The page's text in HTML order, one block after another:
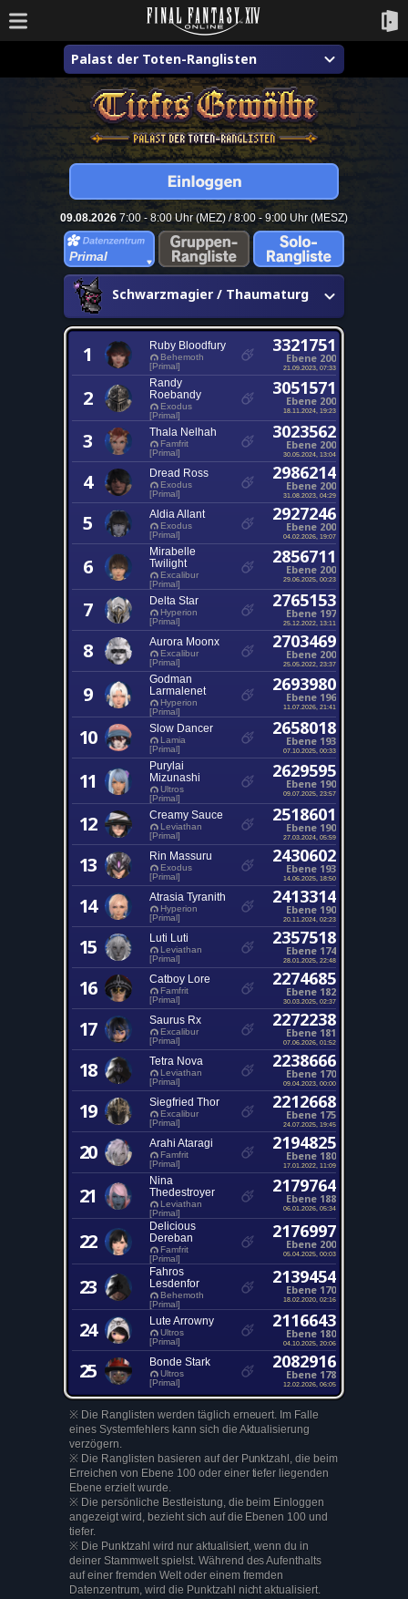
Palast der Toten-Ranglisten
09.08.2026 7:00 - 8:00 Uhr (MEZ) / 8:00 - 9:00 Uhr (MESZ)
Primal
Schwarzmagier / Thaumaturg
1 Ruby Bloodfury
Behemoth
[Primal]
3321751
Ebene 200
21.09.2023, 07:33
2
Randy
Roebandy
Exodus
[Primal]
3051571
Ebene 200
18.11.2024, 19:23
3 Thala Nelhah
Famfrit
[Primal]
3023562
Ebene 200
30.05.2024, 13:04
4 Dread Ross
Exodus
[Primal]
2986214
Ebene 200
31.08.2023, 04:29
5 Aldia Allant
Exodus
[Primal]
2927246
Ebene 200
04.02.2026, 19:07
6
Mirabelle
Twilight
Excalibur
[Primal]
2856711
Ebene 200
29.06.2025, 00:23
7 Delta Star
Hyperion
[Primal]
2765153
Ebene 197
25.12.2022, 13:11
8 Aurora Moonx
Excalibur
[Primal]
2703469
Ebene 200
25.05.2022, 23:37
9
Godman
Larmalenet
Hyperion
[Primal]
2693980
Ebene 196
11.07.2026, 21:41
10 Slow Dancer
Lamia
[Primal]
2658018
Ebene 193
07.10.2025, 00:33
11
Purylai
Mizunashi
Ultros
[Primal]
2629595
Ebene 190
09.07.2025, 23:57
12 Creamy Sauce
Leviathan
[Primal]
2518601
Ebene 190
27.03.2024, 05:59
13 Rin Massuru
Exodus
[Primal]
2430602
Ebene 193
14.06.2025, 18:50
14 Atrasia Tyranith
Hyperion
[Primal]
2413314
Ebene 190
20.11.2024, 02:23
15 Luti Luti
Leviathan
[Primal]
2357518
Ebene 174
28.01.2025, 22:48
16 Catboy Lore
Famfrit
[Primal]
2274685
Ebene 182
30.03.2025, 02:37
17 Saurus Rx
Excalibur
[Primal]
2272238
Ebene 181
07.06.2026, 01:52
18 Tetra Nova
Leviathan
[Primal]
2238666
Ebene 170
09.04.2023, 00:00
19 Siegfried Thor
Excalibur
[Primal]
2212668
Ebene 175
24.07.2025, 19:45
20 Arahi Ataragi
Famfrit
[Primal]
2194825
Ebene 180
17.01.2022, 11:09
21
Nina
Thedestroyer
Leviathan
[Primal]
2179764
Ebene 188
06.01.2026, 05:34
22
Delicious
Dereban
Famfrit
[Primal]
2176997
Ebene 200
05.04.2025, 00:03
23
Fahros
Lesdenfor
Behemoth
[Primal]
2139454
Ebene 170
18.02.2020, 02:16
24 Lute Arrowny
Ultros
[Primal]
2116643
Ebene 180
04.10.2025, 20:06
25 Bonde Stark
Ultros
[Primal]
2082916
Ebene 178
12.02.2026, 06:05
※ Die Ranglisten werden täglich erneuert. Im Falle
eines Systemfehlers kann sich die Aktualisierung
verzögern.
※ Die Ranglisten basieren auf der Punktzahl, die beim
Erreichen von Ebene 100 oder einer tiefer liegenden
Ebene erzielt wurde.
※ Die persönliche Bestleistung, die beim Einloggen
angezeigt wird, bezieht sich auf die Ebenen 100 und
tiefer.
※ Die Punktzahl wird nur aktualisiert, wenn du in
deiner Stammwelt spielst. Während des Aufenthalts
auf einer fremden Welt oder einem fremden
Datenzentrum, wird die Punktzahl nicht aktualisiert.